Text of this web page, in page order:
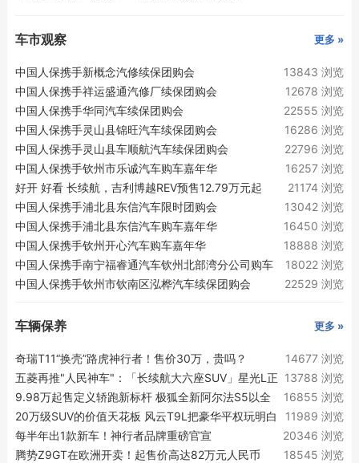
车市观察 更多 »
中国人保携手新概念汽修续保团购会
13843 浏览
中国人保携手祥运盛通汽修厂续保团购会
12678 浏览
中国人保携手华同汽车续保团购会
22555 浏览
中国人保携手灵山县锦旺汽车续保团购会
16286 浏览
中国人保携手灵山县车顺航汽车续保团购会
22796 浏览
中国人保携手钦州市乐诚汽车购车嘉年华
16257 浏览
好开 好看 长续航，吉利博越REV预售12.79万元起
21174 浏览
中国人保携手浦北县东信汽车限时团购会
13042 浏览
中国人保携手浦北县东信汽车购车嘉年华
16450 浏览
中国人保携手钦州开心汽车购车嘉年华
18888 浏览
中国人保携手南宁福睿通汽车钦州北部湾分公司购车
嘉年华
18022 浏览
中国人保携手钦州市钦南区泓桦汽车续保团购会
22529 浏览
车辆保养 更多 »
奇瑞T11“换壳”路虎神行者！售价30万，贵吗？
14677 浏览
五菱再推"人民神车"：「长续航大六座SUV」星光L正
式亮相！
13788 浏览
9.98万起售定义轿跑新标杆 极狐全新阿尔法S5以全
维越级实力律动上市
16855 浏览
20万级SUV的价值天花板 风云T9L把豪华平权玩明白
了
11989 浏览
每半年出1款新车！神行者品牌重磅官宣
20346 浏览
腾势Z9GT在欧洲开卖！起售价高达82万元人民币
18545 浏览